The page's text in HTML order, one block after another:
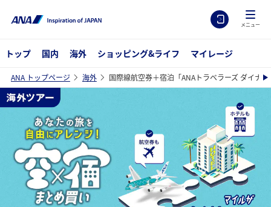
メニュー
トップ 国内 海外 ショッピング&ライフ マイレージ
ANA トップページ 海外 国際線航空券＋宿泊「ANAトラベラーズ ダイナ